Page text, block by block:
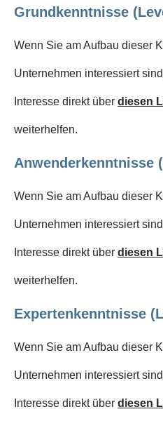
Grundkenntnisse
Wenn Sie am Aufbau dieser
Unternehmen interessiert
Interesse direkt über diesen
weiterhelfen.
Anwenderkenntnisse
Wenn Sie am Aufbau dieser
Unternehmen interessiert
Interesse direkt über diesen
weiterhelfen.
Expertenkenntnisse
Wenn Sie am Aufbau dieser
Unternehmen interessiert
Interesse direkt über diesen